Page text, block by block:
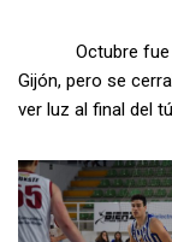
Octubre fue un
Gijón, pero se
ver luz al final del